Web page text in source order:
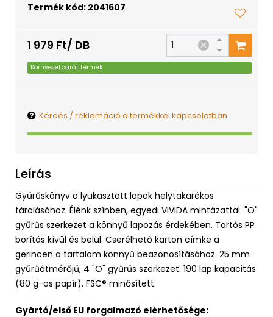
Termék kód: 2041607
1 979 Ft/ DB
Környezetbarát termék
Kérdés / reklamáció a termékkel kapcsolatban
Leírás
Gyűrűskönyv a lyukasztott lapok helytakarékos
tárolásához. Élénk színben, egyedi VIVIDA mintázattal. "O"
gyűrűs szerkezet a könnyű lapozás érdekében. Tartós PP
borítás kívül és belül. Cserélhető karton címke a
gerincen a tartalom könnyű beazonosításához. 25 mm
gyűrűátmérőjű, 4 "O" gyűrűs szerkezet. 190 lap kapacitás
(80 g-os papír). FSC® minősített.
Gyártó/első EU forgalmazó elérhetősége: